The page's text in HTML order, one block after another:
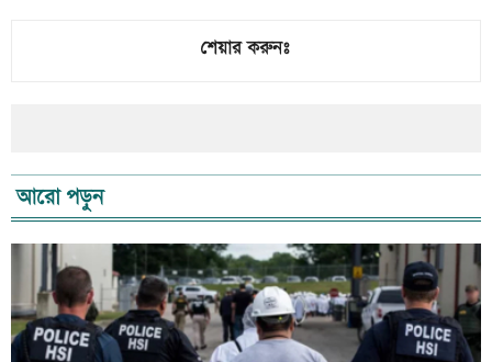
শেয়ার করুনঃ
আরো পড়ুন